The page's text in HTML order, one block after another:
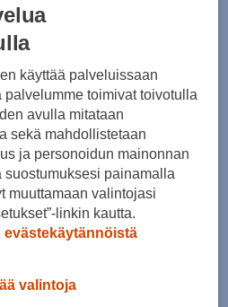
Lisätietoa
2526
käyttää palveluissaan
toimivat toivotulla
avulla mitataan
sekä mahdollistetaan
ja personoidun mainonnan
suostumuksesi painamalla
muuttamaan valintojasi
linkin kautta.
evästekäytännöistä
valintoja